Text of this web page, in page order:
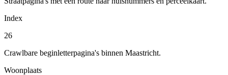
Index
26
Crawlbare beginletterpagina's binnen Maastricht.
Woonplaats